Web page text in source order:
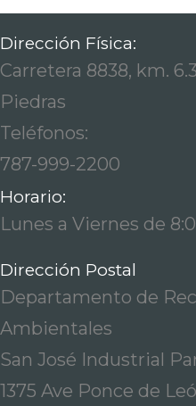
Dirección Física:
Carretera 8838, km.
Piedras
Teléfonos:
787-999-2200
Horario:
Lunes a Viernes de
Dirección Postal
Departamento de
Ambientales
San José Industrial
1375 Ave Ponce de